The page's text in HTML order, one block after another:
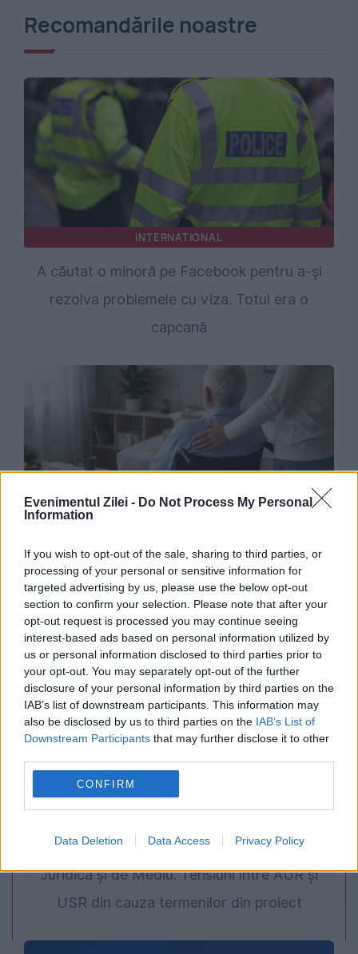
Evenimentul Zilei - Do Not Process My Personal
Information
If you wish to opt-out of the sale, sharing to third parties, or
processing of your personal or sensitive information for
targeted advertising by us, please use the below opt-out
section to confirm your selection. Please note that after your
opt-out request is processed you may continue seeing
interest-based ads based on personal information utilized by
us or personal information disclosed to third parties prior to
your opt-out. You may separately opt-out of the further
disclosure of your personal information by third parties on the
IAB’s list of downstream participants. This information may
also be disclosed by us to third parties on the IAB’s List of
Downstream Participants that may further disclose it to other
CONFIRM
Data Deletion Data Access Privacy Policy
Recomandările noastre
INTERNATIONAL
A căutat o minoră pe Facebook pentru a-și
rezolva problemele cu viza. Totul era o
capcană
Sprijin financiar pentru îngrijirea vârstnicilor la
domiciliu. Cine poate beneficia de
indemnizație
POLITICA
Legea biodiversității a trecut de Comisia
Juridică și de Mediu. Tensiuni între AUR și
USR din cauza termenilor din proiect